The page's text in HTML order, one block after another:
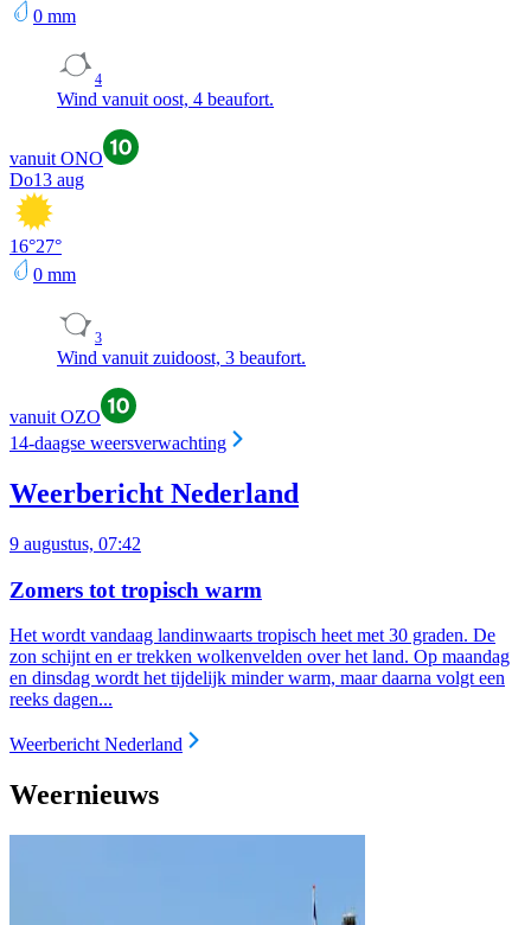
0 mm
4
Wind vanuit oost, 4 beaufort.
vanuit ONO
Do13 aug
16°27°
0 mm
3
Wind vanuit zuidoost, 3 beaufort.
vanuit OZO
14-daagse weersverwachting
Weerbericht Nederland
9 augustus, 07:42
Zomers tot tropisch warm
Het wordt vandaag landinwaarts tropisch heet met 30 graden. De
zon schijnt en er trekken wolkenvelden over het land. Op maandag
en dinsdag wordt het tijdelijk minder warm, maar daarna volgt een
reeks dagen...
Weerbericht Nederland
Weernieuws